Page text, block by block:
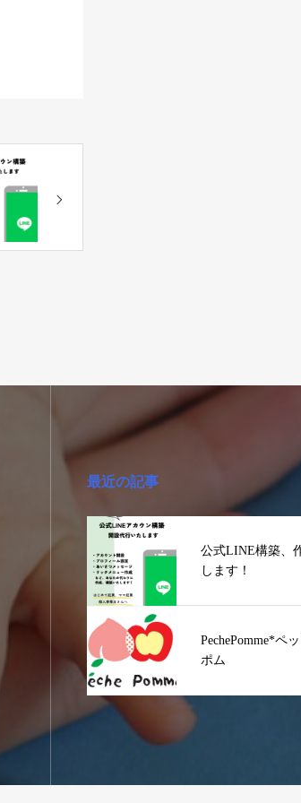
最近の記事
公式LINE構築、
します！
PechePomme*ペ
ポム